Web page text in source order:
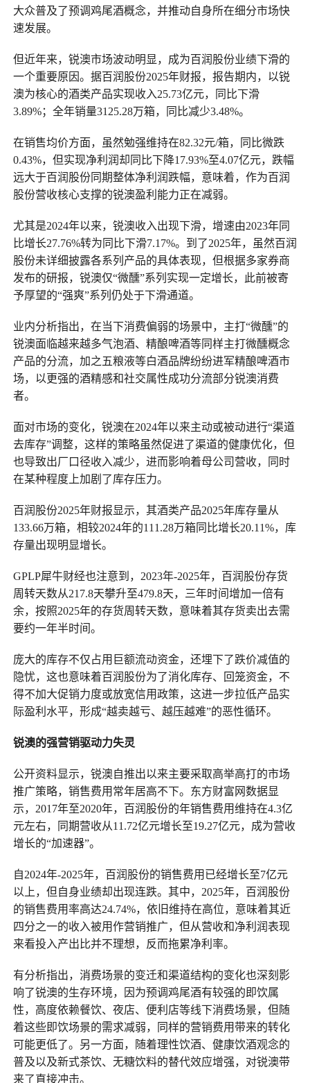
大众普及了预调鸡尾酒概念，并推动自身所在细分市场快
速发展。
但近年来，锐澳市场波动明显，成为百润股份业绩下滑的
一个重要原因。据百润股份2025年财报，报告期内，以锐
澳为核心的酒类产品实现收入25.73亿元，同比下滑
3.89%；全年销量3125.28万箱，同比减少3.48%。
在销售均价方面，虽然勉强维持在82.32元/箱，同比微跌
0.43%，但实现净利润却同比下降17.93%至4.07亿元，跌幅
远大于百润股份同期整体净利润跌幅，意味着，作为百润
股份营收核心支撑的锐澳盈利能力正在减弱。
尤其是2024年以来，锐澳收入出现下滑，增速由2023年同
比增长27.76%转为同比下滑7.17%。到了2025年，虽然百润
股份未详细披露各系列产品的具体表现，但根据多家券商
发布的研报，锐澳仅“微醺”系列实现一定增长，此前被寄
予厚望的“强爽”系列仍处于下滑通道。
业内分析指出，在当下消费偏弱的场景中，主打“微醺”的
锐澳面临越来越多气泡酒、精酿啤酒等同样主打微醺概念
产品的分流，加之五粮液等白酒品牌纷纷进军精酿啤酒市
场，以更强的酒精感和社交属性成功分流部分锐澳消费
者。
面对市场的变化，锐澳在2024年以来主动或被动进行“渠道
去库存”调整，这样的策略虽然促进了渠道的健康优化，但
也导致出厂口径收入减少，进而影响着母公司营收，同时
在某种程度上加剧了库存压力。
百润股份2025年财报显示，其酒类产品2025年库存量从
133.66万箱，相较2024年的111.28万箱同比增长20.11%，库
存量出现明显增长。
GPLP犀牛财经也注意到，2023年-2025年，百润股份存货
周转天数从217.8天攀升至479.8天，三年时间增加一倍有
余，按照2025年的存货周转天数，意味着其存货卖出去需
要约一年半时间。
庞大的库存不仅占用巨额流动资金，还埋下了跌价减值的
隐忧，这也意味着百润股份为了消化库存、回笼资金，不
得不加大促销力度或放宽信用政策，这进一步拉低产品实
际盈利水平，形成“越卖越亏、越压越难”的恶性循环。
锐澳的强营销驱动力失灵
公开资料显示，锐澳自推出以来主要采取高举高打的市场
推广策略，销售费用常年居高不下。东方财富网数据显
示，2017年至2020年，百润股份的年销售费用维持在4.3亿
元左右，同期营收从11.72亿元增长至19.27亿元，成为营收
增长的“加速器”。
自2024年-2025年，百润股份的销售费用已经增长至7亿元
以上，但自身业绩却出现连跌。其中，2025年，百润股份
的销售费用率高达24.74%，依旧维持在高位，意味着其近
四分之一的收入被用作营销推广，但从营收和净利润表现
来看投入产出比并不理想，反而拖累净利率。
有分析指出，消费场景的变迁和渠道结构的变化也深刻影
响了锐澳的生存环境，因为预调鸡尾酒有较强的即饮属
性，高度依赖餐饮、夜店、便利店等线下消费场景，但随
着这些即饮场景的需求减弱，同样的营销费用带来的转化
可能更低了。另一方面，随着理性饮酒、健康饮酒观念的
普及以及新式茶饮、无糖饮料的替代效应增强，对锐澳带
来了直接冲击。